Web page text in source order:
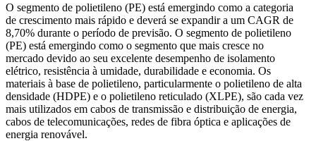
O segmento de polietileno (PE) está emergindo como a categoria
de crescimento mais rápido e deverá se expandir a um CAGR de
8,70% durante o período de previsão. O segmento de polietileno
(PE) está emergindo como o segmento que mais cresce no
mercado devido ao seu excelente desempenho de isolamento
elétrico, resistência à umidade, durabilidade e economia. Os
materiais à base de polietileno, particularmente o polietileno de alta
densidade (HDPE) e o polietileno reticulado (XLPE), são cada vez
mais utilizados em cabos de transmissão e distribuição de energia,
cabos de telecomunicações, redes de fibra óptica e aplicações de
energia renovável.